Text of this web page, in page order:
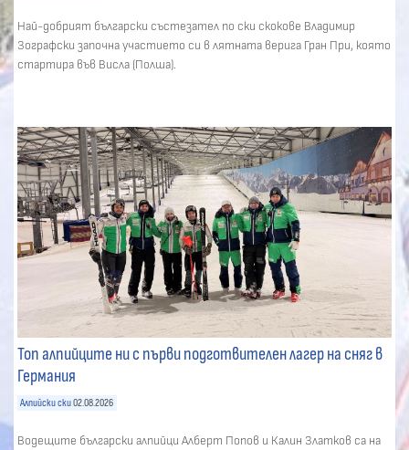
Най-добрият български състезател по ски скокове Владимир
Зографски започна участието си в лятната верига Гран При, която
стартира във Висла (Полша).
Топ алпийците ни с първи подготвителен лагер на сняг в
Германия
Алпийски ски 02.08.2026
Водещите български алпийци Алберт Попов и Калин Златков са на